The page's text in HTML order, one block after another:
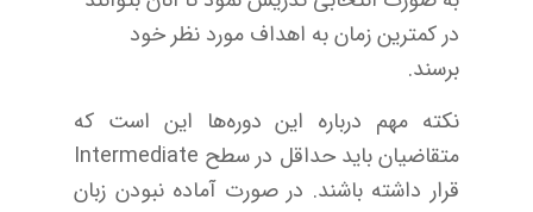
در کمترین زمان به اهداف مورد نظر خود
برسند.
نکته مهم درباره این دوره‌ها این است که
متقاضیان باید حداقل در سطح Intermediate
قرار داشته باشند. در صورت آماده نبودن زبان